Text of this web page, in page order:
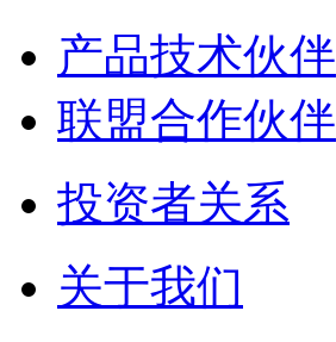
产品技术伙伴
联盟合作伙伴
投资者关系
关于我们